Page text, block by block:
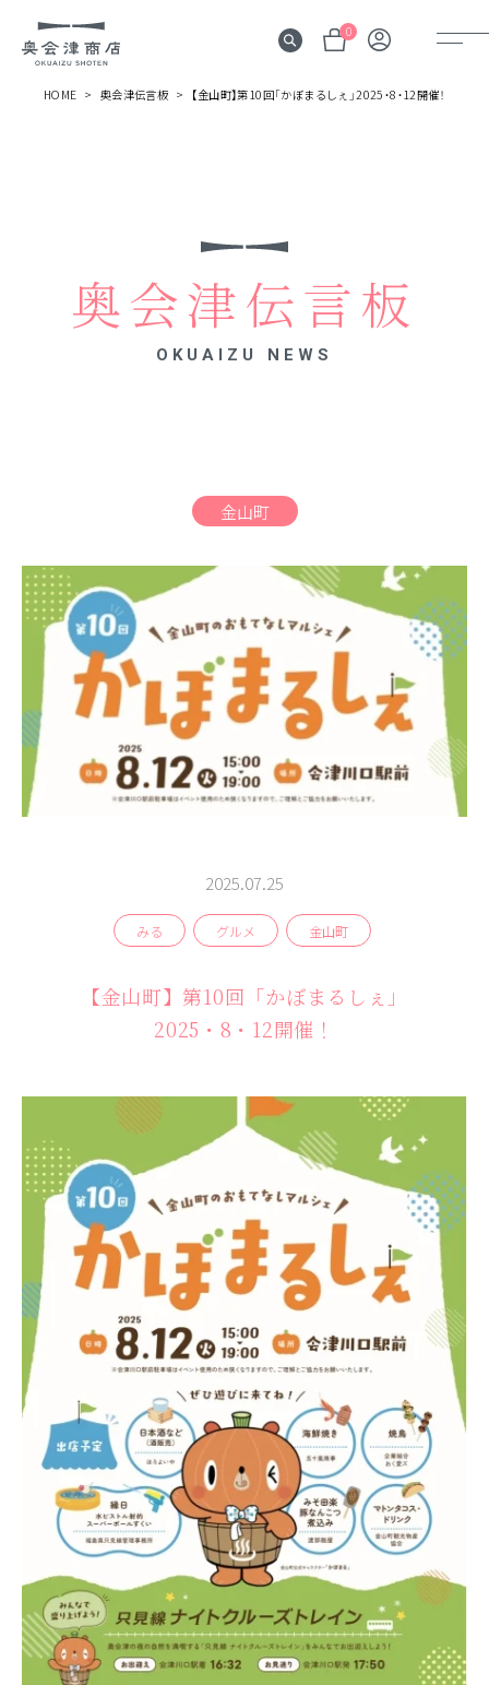
0
見所
よむ
検索
ABOUT
相談窓口
アクセス
お問い合わせ
HOME 奥会津伝言板 【金山町】第10回「かぼまるしぇ」2025・8・12開催！
奥会津伝言板
OKUAIZU NEWS
金山町
2025.07.25
みる グルメ 金山町
【金山町】第10回「かぼまるしぇ」
2025・8・12開催！